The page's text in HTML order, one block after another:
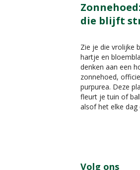
die blijft
Zie je die vrolijke
hartje en
denken aan een
zonnehoed,
purpurea. Deze
fleurt je tuin of
alsof het elke dag
Volg ons